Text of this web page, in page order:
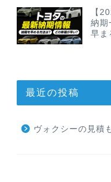
【
納期
早ま
最近の投稿
ヴォクシーの見積